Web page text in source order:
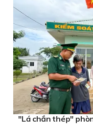
"Lá chắn thép"